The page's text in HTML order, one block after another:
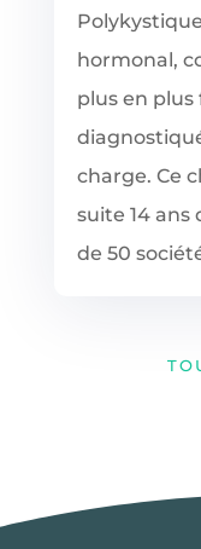
hormonal,
plus en
charge. Ce
suite 14
de 50